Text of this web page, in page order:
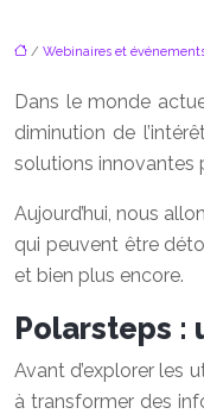
/ Webinaires et
Dans le monde
diminution de
solutions innovantes
Aujourd’hui, nous
qui peuvent être
et bien plus encore.
Polarsteps :
Avant d’explorer les
à transformer des